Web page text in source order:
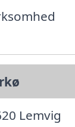
Lemvig